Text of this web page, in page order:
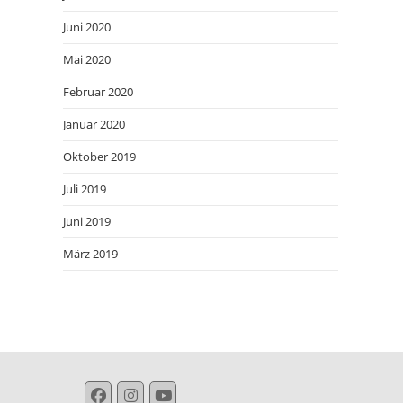
Juni 2020
Mai 2020
Februar 2020
Januar 2020
Oktober 2019
Juli 2019
Juni 2019
März 2019